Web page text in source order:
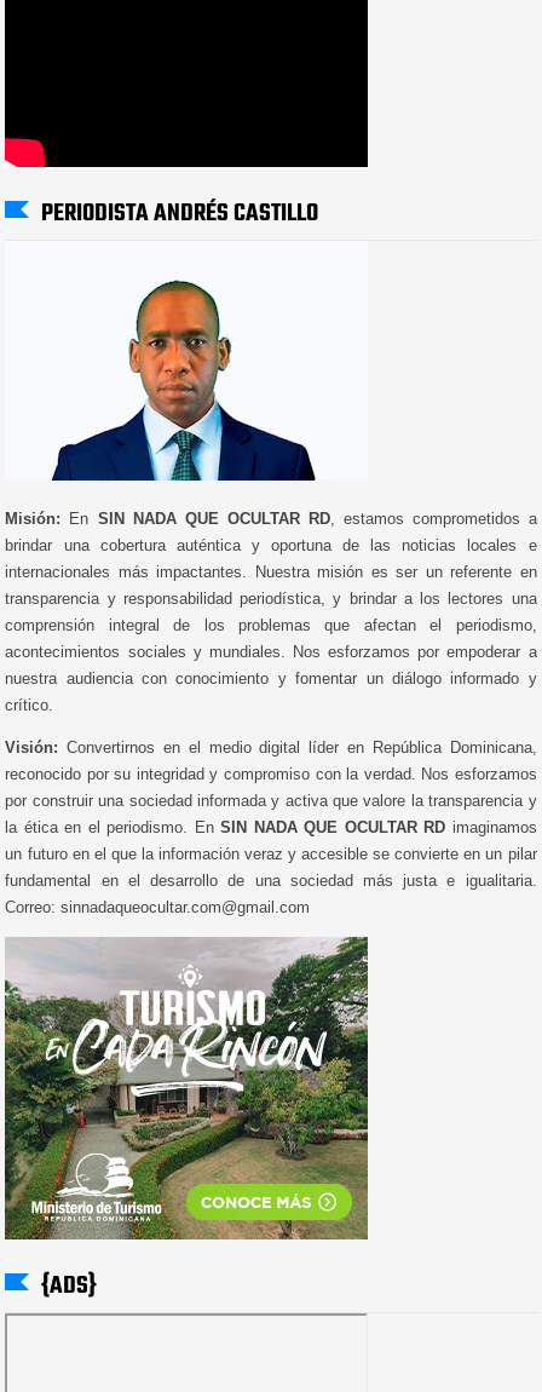
PERIODISTA ANDRÉS CASTILLO
Misión: En SIN NADA QUE OCULTAR RD, estamos comprometidos a
brindar una cobertura auténtica y oportuna de las noticias locales e
internacionales más impactantes. Nuestra misión es ser un referente en
transparencia y responsabilidad periodística, y brindar a los lectores una
comprensión integral de los problemas que afectan el periodismo,
acontecimientos sociales y mundiales. Nos esforzamos por empoderar a
nuestra audiencia con conocimiento y fomentar un diálogo informado y
crítico.
Visión: Convertirnos en el medio digital líder en República Dominicana,
reconocido por su integridad y compromiso con la verdad. Nos esforzamos
por construir una sociedad informada y activa que valore la transparencia y
la ética en el periodismo. EnSIN NADA QUE OCULTAR RD imaginamos
un futuro en el que la información veraz y accesible se convierte en un pilar
fundamental en el desarrollo de una sociedad más justa e igualitaria.
Correo: sinnadaqueocultar.com@gmail.com
{ADS}